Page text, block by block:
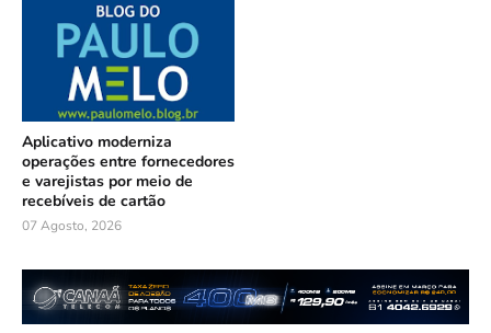
Aplicativo moderniza
operações entre fornecedores
e varejistas por meio de
recebíveis de cartão
07 Agosto, 2026